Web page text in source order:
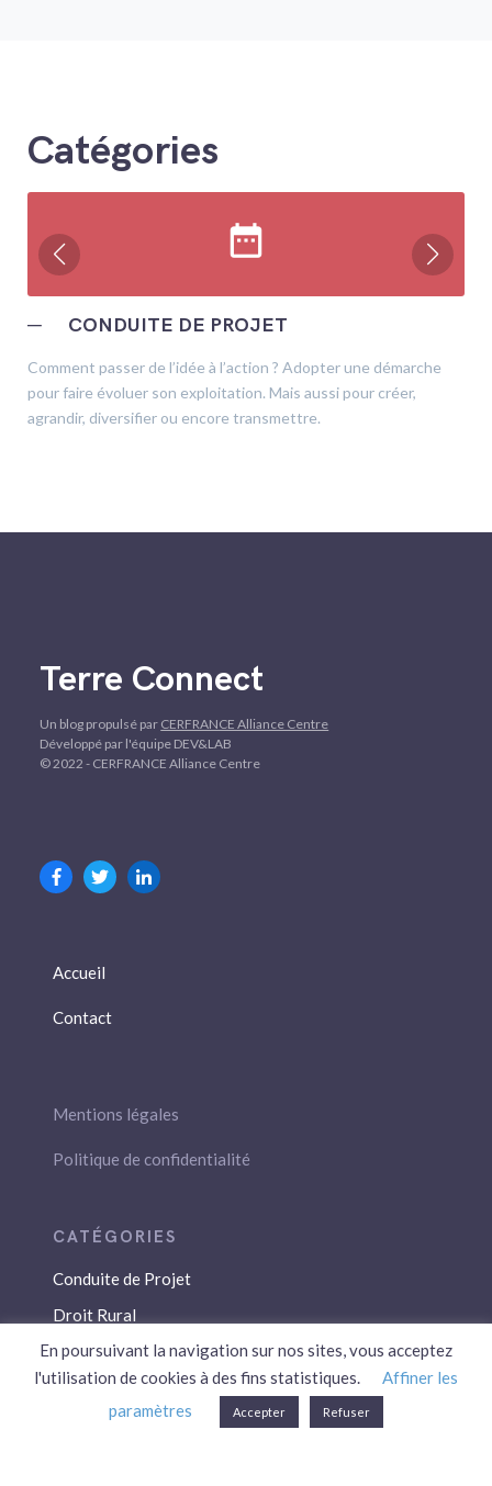
Catégories
date_range
─ CONDUITE DE PROJET
Comment passer de l’idée à l’action ? Adopter une démarche
pour faire évoluer son exploitation. Mais aussi pour créer,
agrandir, diversifier ou encore transmettre.
Terre Connect
Un blog propulsé par CERFRANCE Alliance Centre
Développé par l'équipe DEV&LAB
© 2022 - CERFRANCE Alliance Centre
Accueil
Contact
Mentions légales
Politique de confidentialité
Conduite de Projet
Droit Rural
Droit Social
Économie / Gestion
Environnement
En poursuivant la navigation sur nos sites, vous acceptez
l'utilisation de cookies à des fins statistiques.
Affiner les
paramètres
Accepter Refuser